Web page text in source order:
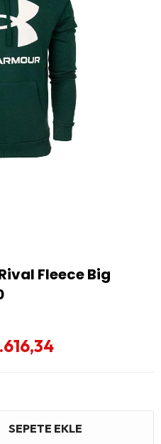
Fleece Big